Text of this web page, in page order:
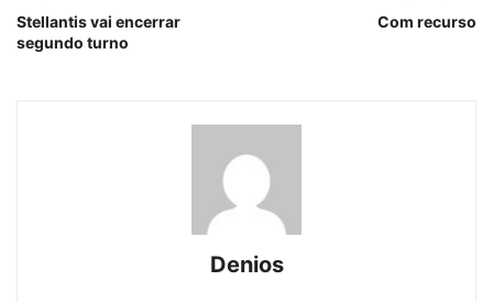
Stellantis vai encerrar
segundo turno
Com recurso
Denios